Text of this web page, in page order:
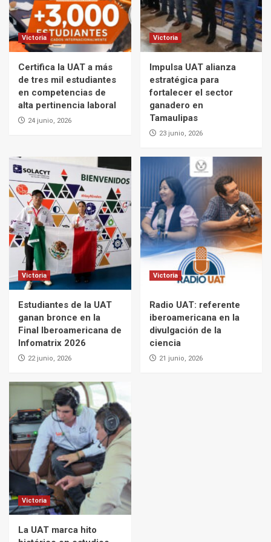
Victoria
Certifica la UAT a más
de tres mil estudiantes
en competencias de
alta pertinencia laboral
24 junio, 2026
Victoria
Impulsa UAT alianza
estratégica para
fortalecer el sector
ganadero en
Tamaulipas
23 junio, 2026
Victoria
Estudiantes de la UAT
ganan bronce en la
Final Iberoamericana de
Infomatrix 2026
22 junio, 2026
Victoria
Radio UAT: referente
iberoamericana en la
divulgación de la
ciencia
21 junio, 2026
Victoria
La UAT marca hito